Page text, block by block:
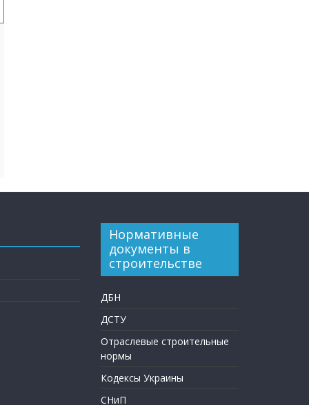
Нормативные
документы в
строительстве
ДБН
ДСТУ
Отраслевые строительные
нормы
Кодексы Украины
СНиП